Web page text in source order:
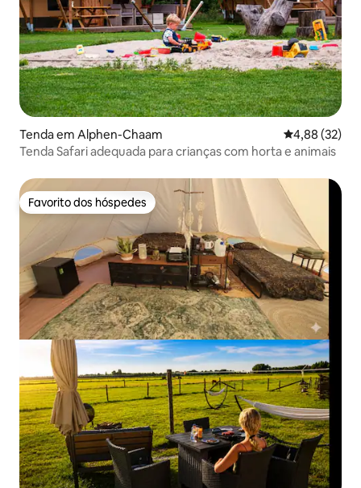
Tenda em Alphen-Chaam Classificação
4,88 (32)
Tenda Safari adequada para crianças com horta e animais
Favorito dos hóspedes
Favorito dos hóspedes